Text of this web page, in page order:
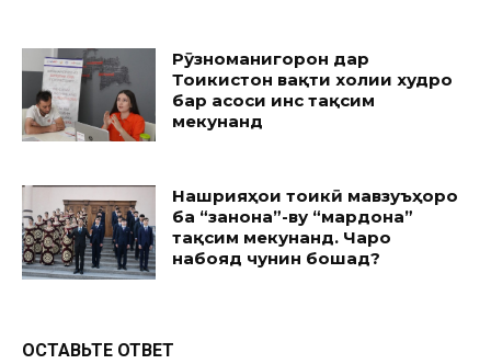
Рӯзноманигорон дар
Тоҷикистон вақти холии худро
бар асоси ҷинс тақсим
мекунанд
Нашрияҳои тоҷикӣ мавзуъҳоро
ба “занона”-ву “мардона”
тақсим мекунанд. Чаро
набояд чунин бошад?
ОСТАВЬТЕ ОТВЕТ